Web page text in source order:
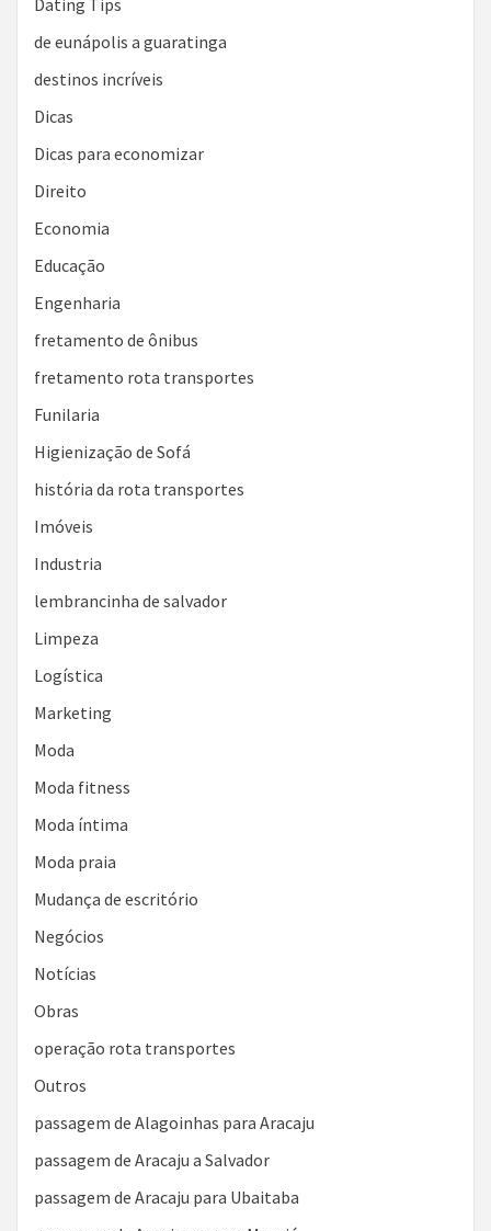
Dating Tips
de eunápolis a guaratinga
destinos incríveis
Dicas
Dicas para economizar
Direito
Economia
Educação
Engenharia
fretamento de ônibus
fretamento rota transportes
Funilaria
Higienização de Sofá
história da rota transportes
Imóveis
Industria
lembrancinha de salvador
Limpeza
Logística
Marketing
Moda
Moda fitness
Moda íntima
Moda praia
Mudança de escritório
Negócios
Notícias
Obras
operação rota transportes
Outros
passagem de Alagoinhas para Aracaju
passagem de Aracaju a Salvador
passagem de Aracaju para Ubaitaba